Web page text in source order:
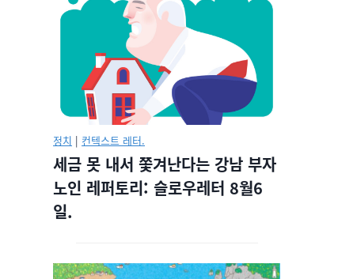
정치 | 컨텍스트 레터.
세금 못 내서 쫓겨난다는 강남 부자
노인 레퍼토리: 슬로우레터 8월6
일.